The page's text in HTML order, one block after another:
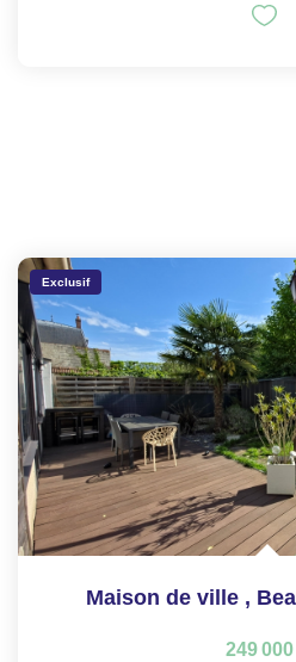
Exclusif
Maison de ville ,
249